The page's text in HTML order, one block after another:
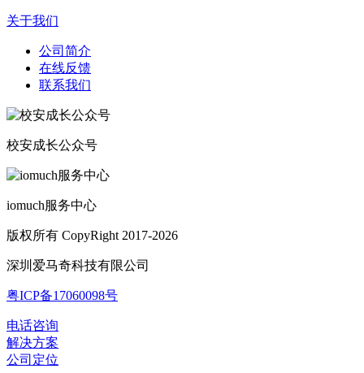
关于我们
公司简介
在线反馈
联系我们
校安成长公众号
iomuch服务中心
版权所有 CopyRight 2017-2026
深圳爱马奇科技有限公司
粤ICP备17060098号
电话咨询
解决方案
公司定位